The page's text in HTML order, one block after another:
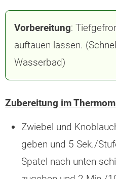
Vorbereitung:
auftauen lassen.
Wasserbad)
Zubereitung im
Zwiebel und
geben und 5 Sek./
Spatel nach unten